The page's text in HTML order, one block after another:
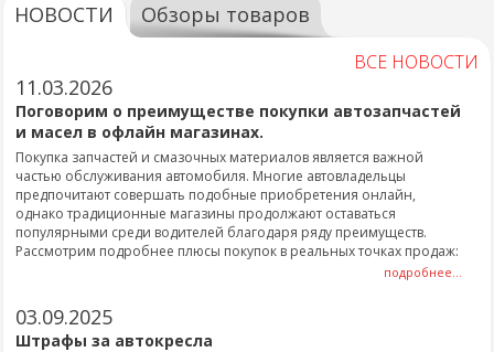
НОВОСТИ Обзоры товаров
ВСЕ НОВОСТИ
11.03.2026
Поговорим о преимуществе покупки автозапчастей
и масел в офлайн магазинах.
Покупка запчастей и смазочных материалов является важной
частью обслуживания автомобиля. Многие автовладельцы
предпочитают совершать подобные приобретения онлайн,
однако традиционные магазины продолжают оставаться
популярными среди водителей благодаря ряду преимуществ.
Рассмотрим подробнее плюсы покупок в реальных точках продаж:
подробнее...
03.09.2025
Штрафы за автокресла